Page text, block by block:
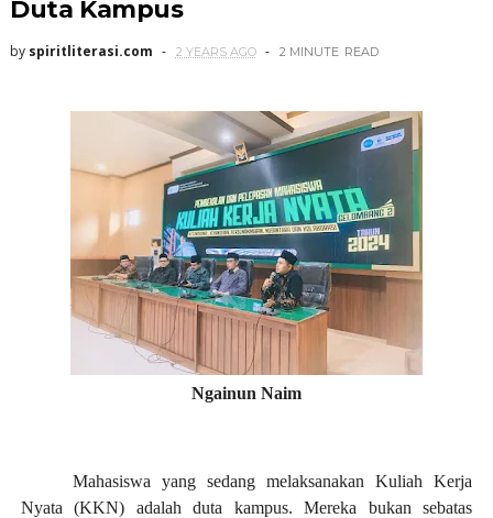
Duta Kampus
by spiritliterasi.com 2 YEARS AGO 2 MINUTE READ
Ngainun Naim
Mahasiswa yang sedang melaksanakan Kuliah Kerja
Nyata (KKN) adalah duta kampus. Mereka bukan sebatas